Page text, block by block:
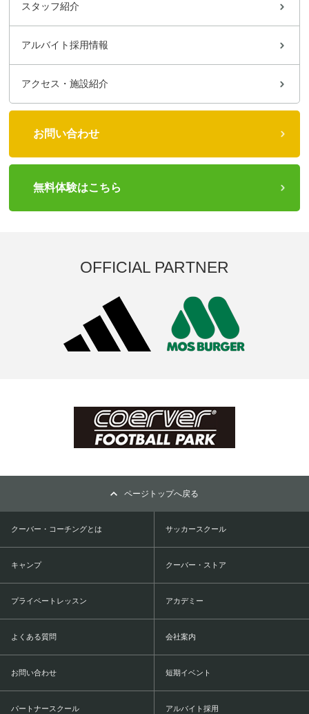
スタッフ紹介
アルバイト採用情報
アクセス・施設紹介
お問い合わせ
無料体験はこちら
OFFICIAL PARTNER
ページトップへ戻る
クーバー・コーチングとは サッカースクール
キャンプ クーバー・ストア
プライベートレッスン アカデミー
よくある質問 会社案内
お問い合わせ 短期イベント
パートナースクール アルバイト採用